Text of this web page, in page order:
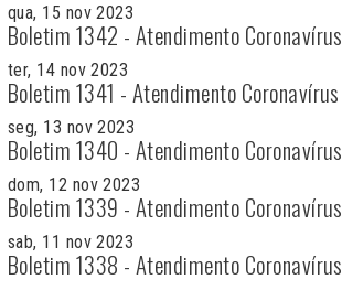
qua, 15 nov 2023
Boletim 1342 - Atendimento Coronavírus
ter, 14 nov 2023
Boletim 1341 - Atendimento Coronavírus
seg, 13 nov 2023
Boletim 1340 - Atendimento Coronavírus
dom, 12 nov 2023
Boletim 1339 - Atendimento Coronavírus
sab, 11 nov 2023
Boletim 1338 - Atendimento Coronavírus